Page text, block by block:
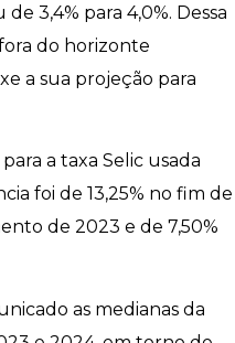
3,4% para 4,0%. Dessa
do horizonte
a sua projeção para
a taxa Selic usada
foi de 13,25% no fim de
de 2023 e de 7,50%
as medianas da